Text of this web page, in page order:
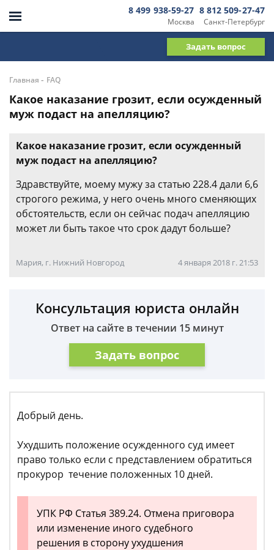
Москва
8 499 938-59-27
Санкт-Петербург
8 812 509-27-47
Задать вопрос
Главная - FAQ
Какое наказание грозит, если осужденный
муж подаст на апелляцию?
Какое наказание грозит, если осужденный
муж подаст на апелляцию?
Здравствуйте, моему мужу за статью 228.4 дали 6,6
строгого режима, у него очень много сменяющих
обстоятельств, если он сейчас подач апелляцию
может ли быть такое что срок дадут больше?
Мария, г. Нижний Новгород 4 января 2018 г. 21:53
Консультация юриста онлайн
Ответ на сайте в течении 15 минут
Задать вопрос
Добрый день.
Ухудшить положение осужденного суд имеет
право только если с представлением обратиться
прокурор течение положенных 10 дней.
УПК РФ Статья 389.24. Отмена приговора
или изменение иного судебного
решения в сторону ухудшения